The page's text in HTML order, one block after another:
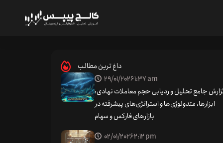
نقاط چرخش قیمت چیست؟ (درس14)
قیمت چیست؟
منظور از نقاط چرخش قیمت چیست؟
داغ ترین مطالب
29/01/20261:37 am
جامع تحلیل و ردیابی حجم معاملات نهادی:
ابزارها، متدولوژی‌ها و استراتژی‌های پیشرفته در
بازارهای فارکس و سهام
02/01/20262:12 pm